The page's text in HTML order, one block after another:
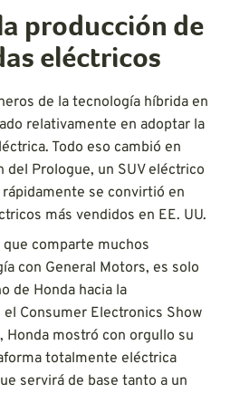
producción de
eléctricos
de la tecnología híbrida en
relativamente en adoptar la
Todo eso cambió en
Prologue, un SUV eléctrico
se convirtió en
más vendidos en EE. UU.
comparte muchos
con General Motors, es solo
de Honda hacia la
Consumer Electronics Show
Honda mostró con orgullo su
totalmente eléctrica
servirá de base tanto a un